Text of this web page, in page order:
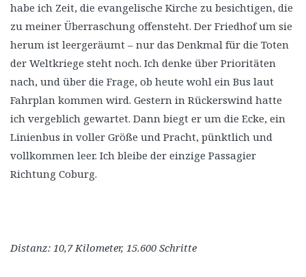
habe ich Zeit, die evangelische Kirche zu besichtigen, die
zu meiner Überraschung offensteht. Der Friedhof um sie
herum ist leergeräumt – nur das Denkmal für die Toten
der Weltkriege steht noch. Ich denke über Prioritäten
nach, und über die Frage, ob heute wohl ein Bus laut
Fahrplan kommen wird. Gestern in Rückerswind hatte
ich vergeblich gewartet. Dann biegt er um die Ecke, ein
Linienbus in voller Größe und Pracht, pünktlich und
vollkommen leer. Ich bleibe der einzige Passagier
Richtung Coburg.
Distanz: 10,7 Kilometer, 15.600 Schritte